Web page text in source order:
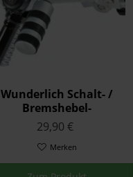
Wunderlich Schalt- /
Bremshebel-
Vergrößerung Touring
Stück Silber
29,90 €
Merken